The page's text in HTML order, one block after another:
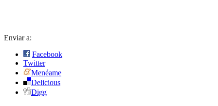
Enviar a:
Facebook
Twitter
Menéame
Delicious
Digg